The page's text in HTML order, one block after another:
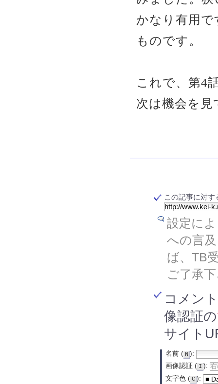
かなり有用
ものです。
これで、第4
次は機会を見
この記事に対
設定に
への言
ば、TB
ご了承
コメン
像認証の
サイト
名前 ( N ):
画像認証 ( I ):
文字色 ( C ):